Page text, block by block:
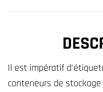
Il est impératif
conteneurs de